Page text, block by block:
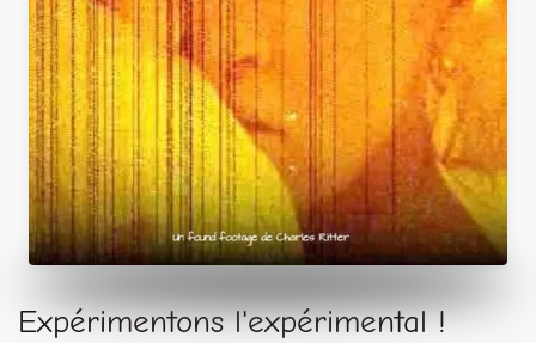
Expérimentons l'expérimental !